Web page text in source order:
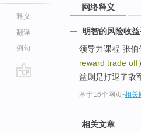
释义
翻译
例句
网络释义
明智的风险收
领导力课程 张伯
reward trade off
益则是打退了敌
基于16个网页-相关
相关文章